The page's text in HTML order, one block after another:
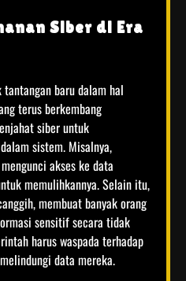
Siber di Era
baru dalam hal
terus berkembang
siber untuk
sistem. Misalnya,
akses ke data
memulihkannya. Selain itu,
membuat banyak orang
sensitif secara tidak
harus waspada terhadap
data mereka.